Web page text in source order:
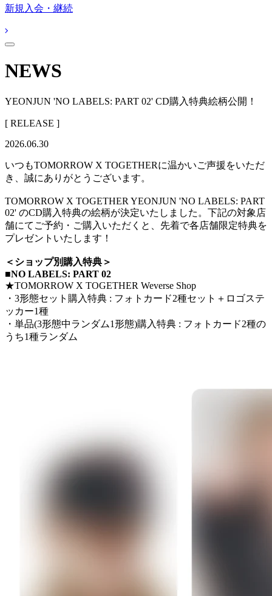
新規入会・継続
NEWS
YEONJUN 'NO LABELS: PART 02' CD購入特典絵柄公開！
[ RELEASE ]
2026.06.30
いつもTOMORROW X TOGETHERに温かいご声援をいただ
き、誠にありがとうございます。
TOMORROW X TOGETHER YEONJUN 'NO LABELS: PART
02' のCD購入特典の絵柄が決定いたしました。下記の対象店
舗にてご予約・ご購入いただくと、先着で各店舗限定特典を
プレゼントいたします！
＜ショップ別購入特典＞
■NO LABELS: PART 02
★TOMORROW X TOGETHER Weverse Shop
・3形態セット購入特典 : フォトカード2種セット＋ロゴステ
ッカー1種
・単品(3形態中ランダム1形態)購入特典 : フォトカード2種の
うち1種ランダム